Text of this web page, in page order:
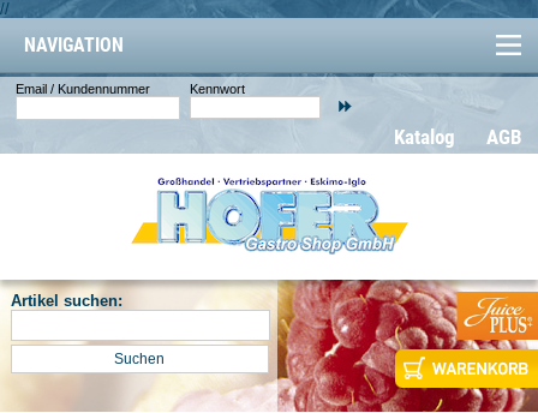
//
NAVIGATION
Email / Kundennummer Kennwort
AGB
Katalog
Artikel suchen: